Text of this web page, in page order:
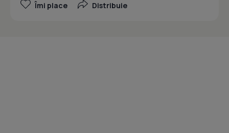
Îmi place Distribuie